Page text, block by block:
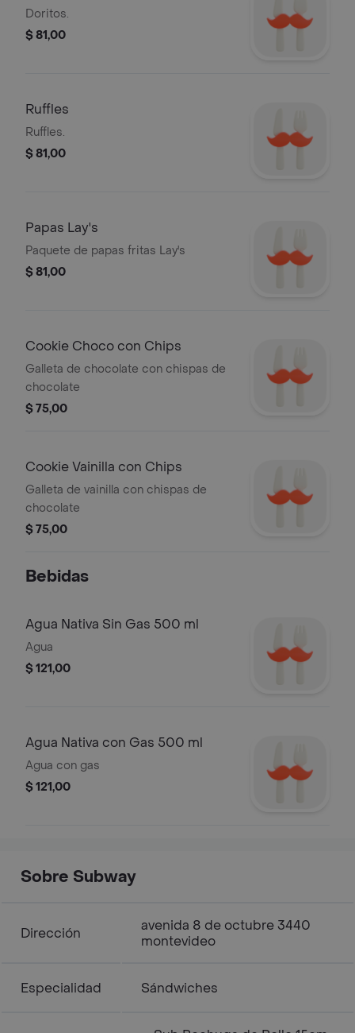
Doritos.
$ 81,00
Ruffles
Ruffles.
$ 81,00
Papas Lay's
Paquete de papas fritas Lay's
$ 81,00
Cookie Choco con Chips
Galleta de chocolate con chispas de
chocolate
$ 75,00
Cookie Vainilla con Chips
Galleta de vainilla con chispas de
chocolate
$ 75,00
Bebidas
Agua Nativa Sin Gas 500 ml
Agua
$ 121,00
Agua Nativa con Gas 500 ml
Agua con gas
$ 121,00
Sobre Subway
Dirección
avenida 8 de octubre 3440
montevideo
Especialidad Sándwiches